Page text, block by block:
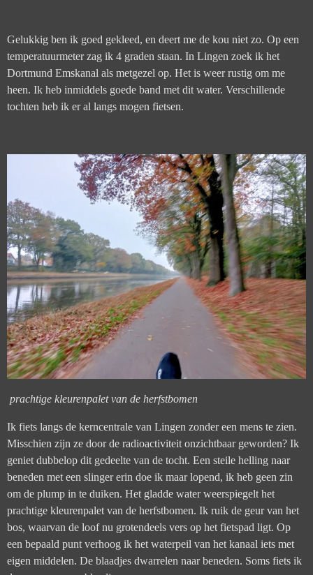
Gelukkig ben ik goed gekleed, en deert me de kou niet zo. Op een
temperatuurmeter zag ik 4 graden staan. In Lingen zoek ik het
Dortmund Emskanal als metgezel op. Het is weer rustig om me
heen. Ik heb inmiddels goede band met dit water. Verschillende
tochten heb ik er al langs mogen fietsen.
prachtige kleurenpalet van de herfstbomen
Ik fiets langs de kerncentrale van Lingen zonder een mens te zien.
Misschien zijn ze door de radioactiviteit onzichtbaar geworden? Ik
geniet dubbelop dit gedeelte van de tocht. Een steile helling naar
beneden met een slinger erin doe ik maar lopend, ik heb geen zin
om de plump in te duiken. Het gladde water weerspiegelt het
prachtige kleurenpalet van de herfstbomen. Ik ruik de geur van het
bos, waarvan de loof nu grotendeels vers op het fietspad ligt. Op
een bepaald punt verhoog ik het waterpeil van het kanaal iets met
eigen middelen. De blaadjes dwarrelen naar beneden. Soms fiets ik